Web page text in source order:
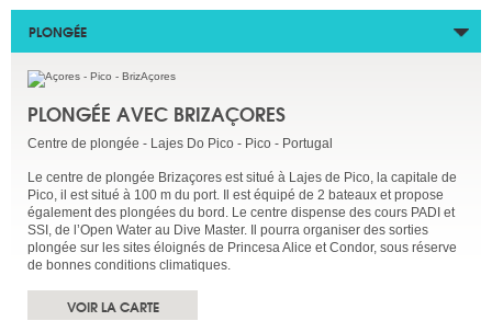
PLONGÉE
PLONGÉE AVEC BRIZAÇORES
Centre de plongée - Lajes Do Pico - Pico - Portugal
Le centre de plongée Brizaçores est situé à Lajes de Pico, la capitale de
Pico, il est situé à 100 m du port. Il est équipé de 2 bateaux et propose
également des plongées du bord. Le centre dispense des cours PADI et
SSI, de l’Open Water au Dive Master. Il pourra organiser des sorties
plongée sur les sites éloignés de Princesa Alice et Condor, sous réserve
de bonnes conditions climatiques.
VOIR LA CARTE